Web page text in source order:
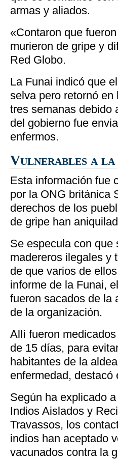
armas y aliados.
«Contaron que
murieron de gripe y
Red Globo.
La Funai indicó que
selva pero retornó
tres semanas debido
del gobierno fue
enfermos.
Vulnerables a la
Esta información fue
por la ONG británica
derechos de los
de gripe han
Se especula con que
madereros ilegales y
de que varios de
informe de la Funai,
fueron sacados de la
de la organización.
Allí fueron
de 15 días, para
habitantes de la
enfermedad,
Según ha explicado
Indios Aislados y
Travassos, los
indios han aceptado
vacunados contra la